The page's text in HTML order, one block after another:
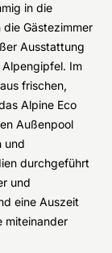
in die
Gästezimmer
Ausstattung
Im
frischen,
Alpine Eco
Außenpool
und
durchgeführt
und
eine Auszeit
miteinander